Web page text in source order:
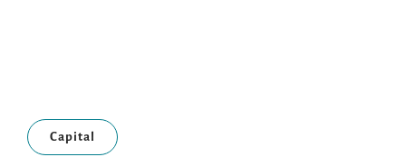
Capital